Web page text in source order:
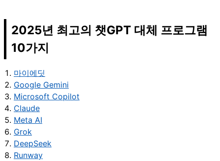
2025년 최고의 챗GPT 대체 프로그램
10가지
마이에딧
Google Gemini
Microsoft Copilot
Claude
Meta AI
Grok
DeepSeek
Runway